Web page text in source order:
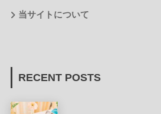
当サイトについて
RECENT POSTS